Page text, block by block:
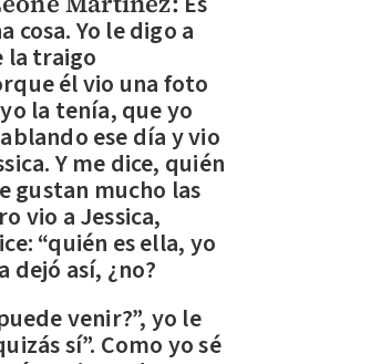
cosa. Yo le digo a
la traigo
él vio una foto
la tenía, que yo
ese día y vio
Y me dice, quién
gustan mucho las
vio a Jessica,
“quién es ella, yo
dejó así, ¿no?
venir?”, yo le
sí”. Como yo sé